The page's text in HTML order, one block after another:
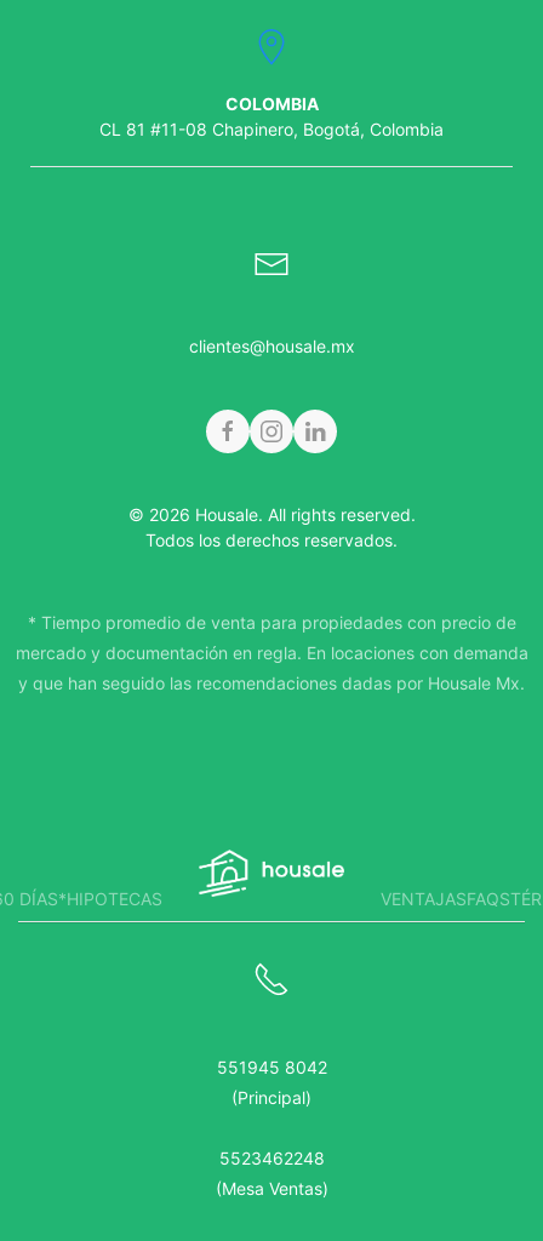
COLOMBIA
CL 81 #11-08 Chapinero, Bogotá, Colombia
clientes@housale.mx
© 2026 Housale. All rights reserved.
Todos los derechos reservados.
* Tiempo promedio de venta para propiedades con precio de
mercado y documentación en regla. En locaciones con demanda
y que han seguido las recomendaciones dadas por Housale Mx.
DÍAS*HIPOTECAS VENTAJASFAQS
551945 8042
(Principal)
5523462248
(Mesa Ventas)